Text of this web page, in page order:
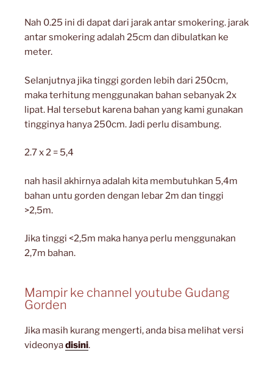
Nah 0.25 ini di dapat dari jarak antar smokering. jarak
antar smokering adalah 25cm dan dibulatkan ke
meter.
Selanjutnya jika tinggi gorden lebih dari 250cm,
maka terhitung menggunakan bahan sebanyak 2x
lipat. Hal tersebut karena bahan yang kami gunakan
tingginya hanya 250cm. Jadi perlu disambung.
2.7 x 2 = 5,4
nah hasil akhirnya adalah kita membutuhkan 5,4m
bahan untu gorden dengan lebar 2m dan tinggi
>2,5m.
Jika tinggi <2,5m maka hanya perlu menggunakan
2,7m bahan.
Mampir ke channel youtube Gudang
Gorden
Jika masih kurang mengerti, anda bisa melihat versi
videonyadisini.